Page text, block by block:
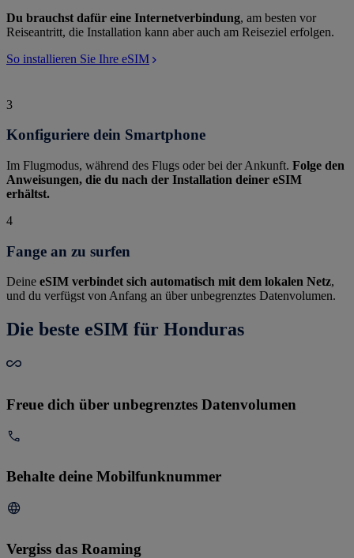
Du brauchst dafür eine Internetverbindung, am besten vor
Reiseantritt, die Installation kann aber auch am Reiseziel erfolgen.
So installieren Sie Ihre eSIM
3
Konfiguriere dein Smartphone
Im Flugmodus, während des Flugs oder bei der Ankunft. Folge den
Anweisungen, die du nach der Installation deiner eSIM
erhältst.
4
Fange an zu surfen
Deine eSIM verbindet sich automatisch mit dem lokalen Netz,
und du verfügst von Anfang an über unbegrenztes Datenvolumen.
Die beste eSIM für Honduras
Freue dich über unbegrenztes Datenvolumen
Behalte deine Mobilfunknummer
Vergiss das Roaming